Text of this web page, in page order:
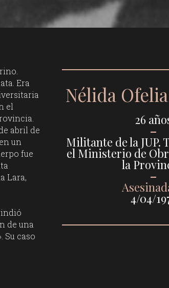
Era
el
abril de
un
fue
Lara,
de una
Su caso
Nélida
26
–
Militante de la JUP.
el Ministerio de
la
–
4/04/